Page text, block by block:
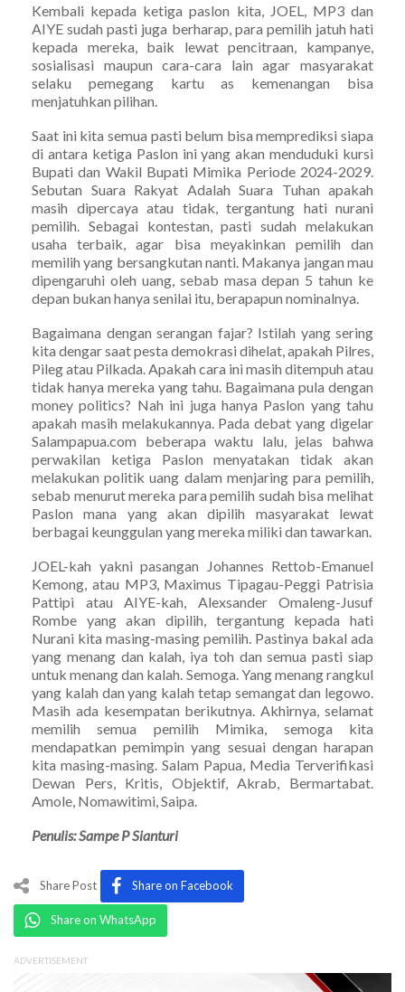
Kembali kepada ketiga paslon kita, JOEL, MP3 dan
AIYE sudah pasti juga berharap, para pemilih jatuh hati
kepada mereka, baik lewat pencitraan, kampanye,
sosialisasi maupun cara-cara lain agar masyarakat
selaku pemegang kartu as kemenangan bisa
menjatuhkan pilihan.
Saat ini kita semua pasti belum bisa memprediksi siapa
di antara ketiga Paslon ini yang akan menduduki kursi
Bupati dan Wakil Bupati Mimika Periode 2024-2029.
Sebutan Suara Rakyat Adalah Suara Tuhan apakah
masih dipercaya atau tidak, tergantung hati nurani
pemilih. Sebagai kontestan, pasti sudah melakukan
usaha terbaik, agar bisa meyakinkan pemilih dan
memilih yang bersangkutan nanti. Makanya jangan mau
dipengaruhi oleh uang, sebab masa depan 5 tahun ke
depan bukan hanya senilai itu, berapapun nominalnya.
Bagaimana dengan serangan fajar? Istilah yang sering
kita dengar saat pesta demokrasi dihelat, apakah Pilres,
Pileg atau Pilkada. Apakah cara ini masih ditempuh atau
tidak hanya mereka yang tahu. Bagaimana pula dengan
money politics? Nah ini juga hanya Paslon yang tahu
apakah masih melakukannya. Pada debat yang digelar
Salampapua.com beberapa waktu lalu, jelas bahwa
perwakilan ketiga Paslon menyatakan tidak akan
melakukan politik uang dalam menjaring para pemilih,
sebab menurut mereka para pemilih sudah bisa melihat
Paslon mana yang akan dipilih masyarakat lewat
berbagai keunggulan yang mereka miliki dan tawarkan.
JOEL-kah yakni pasangan Johannes Rettob-Emanuel
Kemong, atau MP3, Maximus Tipagau-Peggi Patrisia
Pattipi atau AIYE-kah, Alexsander Omaleng-Jusuf
Rombe yang akan dipilih, tergantung kepada hati
Nurani kita masing-masing pemilih. Pastinya bakal ada
yang menang dan kalah, iya toh dan semua pasti siap
untuk menang dan kalah. Semoga. Yang menang rangkul
yang kalah dan yang kalah tetap semangat dan legowo.
Masih ada kesempatan berikutnya. Akhirnya, selamat
memilih semua pemilih Mimika, semoga kita
mendapatkan pemimpin yang sesuai dengan harapan
kita masing-masing. Salam Papua, Media Terverifikasi
Dewan Pers, Kritis, Objektif, Akrab, Bermartabat.
Amole, Nomawitimi, Saipa.
Penulis: Sampe P Sianturi
Share Post Share on Facebook
Share on WhatsApp
ADVERTISEMENT